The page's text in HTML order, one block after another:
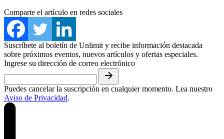
Comparte el artículo en redes sociales
Suscríbete al boletín de Unlimit y recibe información destacada
sobre próximos eventos, nuevos artículos y ofertas especiales.
Ingrese su dirección de correo electrónico
Puedes cancelar la suscripción en cualquier momento. Lea nuestro
Aviso de Privacidad.